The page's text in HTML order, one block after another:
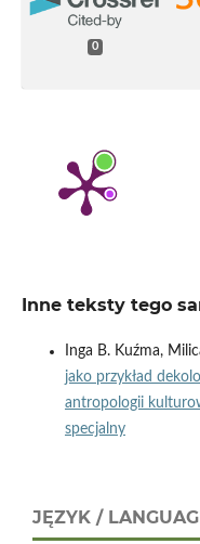
0
Inne teksty tego
Inga B. Kuźma,
jako przykład
antropologii
specjalny
JĘZYK /